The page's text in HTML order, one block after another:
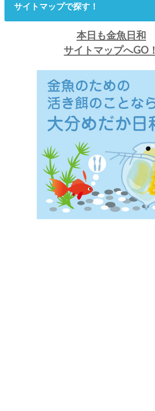
サイトマップで探す！
本日も金魚日和
サイトマップへGO！